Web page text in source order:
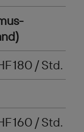
180 / Std.
160 / Std.